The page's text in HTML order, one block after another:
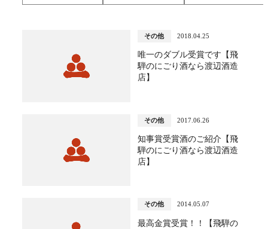
その他 2018.04.25
唯一のダブル受賞です【飛
騨のにごり酒なら渡辺酒造
店】
その他 2017.06.26
知事賞受賞酒のご紹介【飛
騨のにごり酒なら渡辺酒造
店】
その他 2014.05.07
最高金賞受賞！！【飛騨の